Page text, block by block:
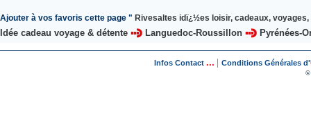
Ajouter à vos favoris cette page " Rivesaltes idï¿½es loisir, cadeaux, voyages,
Idée cadeau voyage & détente Languedoc-Roussillon Pyrénées-
Infos Contact ... Conditions Générales
©